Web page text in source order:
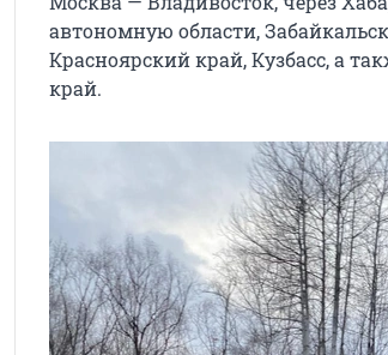
автономную области,
Красноярский край, Кузбасс, а
край.